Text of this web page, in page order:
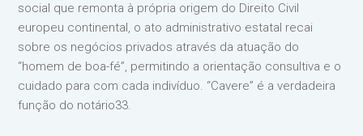
social que remonta à própria origem do Direito Civil
europeu continental, o ato administrativo estatal recai
sobre os negócios privados através da atuação do
“homem de boa-fé”, permitindo a orientação consultiva e o
cuidado para com cada indivíduo. “Cavere” é a verdadeira
função do notário33.